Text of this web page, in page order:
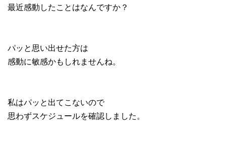
最近感動したことはなんですか？
パッと思い出せた方は
感動に敏感かもしれませんね。
私はパッと出てこないので
思わずスケジュールを確認しました。